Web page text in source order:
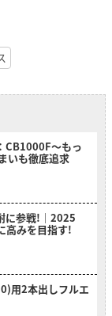
CB1000F〜もっ
いも徹底追求
に参戦!｜2025
高みを目指す!
用2本出しフルエ